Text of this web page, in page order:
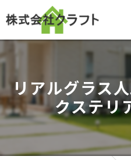
リアルグラス
クステ